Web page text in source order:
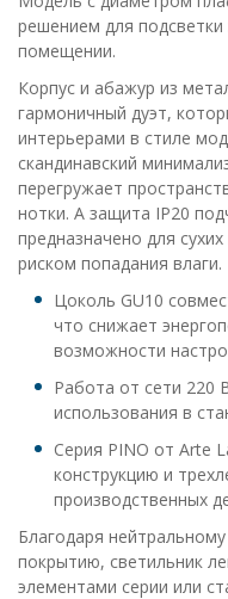
решением для
помещении.
Корпус и абажур из
гармоничный дуэт,
интерьерами в стиле
скандинавский
перегружает
нотки. А защита IP20
предназначено для
риском попадания влаги.
Цоколь GU10
что снижает
возможности
Работа от сети 220
использования в
Серия PINO от Arte
конструкцию и
производственных
Благодаря
покрытию, светильник
элементами серии или